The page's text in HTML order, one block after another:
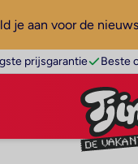
je aan voor de
prijsgarantie Beste